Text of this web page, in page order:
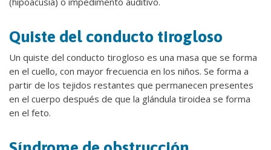
Quiste del conducto tirogloso
Un quiste del conducto tirogloso es una masa que se forma
en el cuello, con mayor frecuencia en los niños. Se forma a
partir de los tejidos restantes que permanecen presentes
en el cuerpo después de que la glándula tiroidea se forma
en el feto.